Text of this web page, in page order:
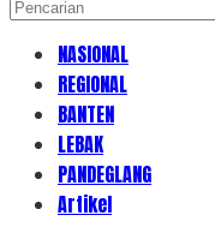
NASIONAL
REGIONAL
BANTEN
LEBAK
PANDEGLANG
Artikel